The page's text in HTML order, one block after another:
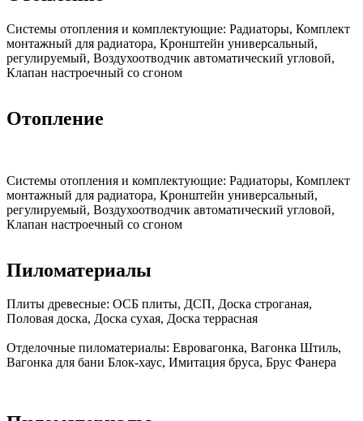
Cистемы отопления и комплектующие: Радиаторы, Комплект
монтажный для радиатора, Кронштейн универсальный,
регулируемый, Воздухоотводчик автоматический угловой,
Клапан настроечный со сгоном
Отопление
Cистемы отопления и комплектующие: Радиаторы, Комплект
монтажный для радиатора, Кронштейн универсальный,
регулируемый, Воздухоотводчик автоматический угловой,
Клапан настроечный со сгоном
Пиломатериалы
Плиты древесные: ОСБ плиты, ДСП, Доска строганая,
Половая доска, Доска сухая, Доска террасная
Отделочные пиломатериалы: Евровагонка, Вагонка Штиль,
Вагонка для бани Блок-хаус, Имитация бруса, Брус Фанера